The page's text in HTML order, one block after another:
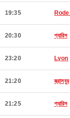
19:35
20:30 প্যারিস
23:20 Lyon
21:20 স্ত্রাসবুর
21:25 প্যারিস